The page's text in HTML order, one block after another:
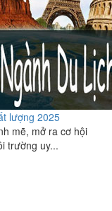
lượng 2025
mẽ, mở ra cơ hội
trường uy...